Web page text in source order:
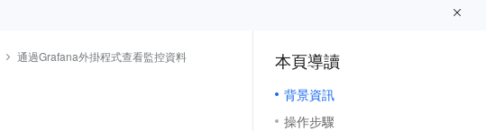
通過Grafana外掛程式查看監控資料 本頁導讀
背景資訊
操作步驟